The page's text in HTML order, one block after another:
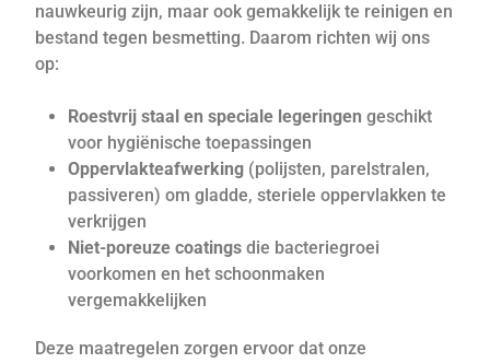
nauwkeurig zijn, maar ook gemakkelijk te reinigen en
bestand tegen besmetting. Daarom richten wij ons
op:
Roestvrij staal en speciale legeringen geschikt
voor hygiënische toepassingen
Oppervlakteafwerking (polijsten, parelstralen,
passiveren) om gladde, steriele oppervlakken te
verkrijgen
Niet-poreuze coatings die bacteriegroei
voorkomen en het schoonmaken
vergemakkelijken
Deze maatregelen zorgen ervoor dat onze